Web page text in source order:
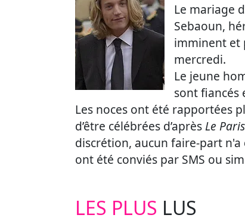
Le mariage
Sebaoun,
imminent et
mercredi.
Le jeune
sont fiancés
Les noces ont été rapportées
d’être célébrées d’aprèsLe
discrétion, aucun faire-part
ont été conviés par SMS ou
LES PLUS LUS